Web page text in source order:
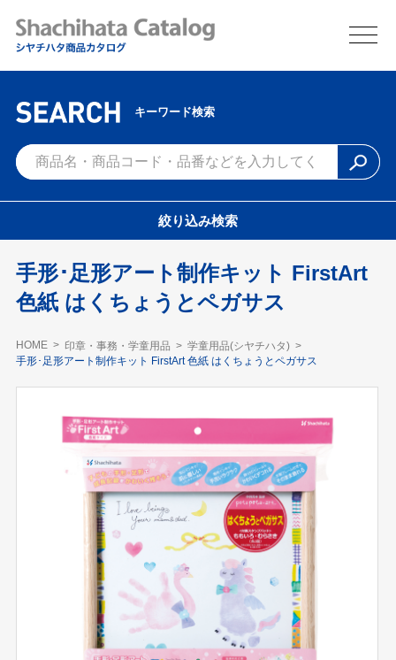
キーワード検索
絞り込み検索
手形･足形アート制作キット FirstArt
色紙 はくちょうとペガサス
HOME 印章・事務・学童用品
学童用品(シヤチハタ)
手形･足形アート制作キット FirstArt 色紙 はくちょうとペガサス